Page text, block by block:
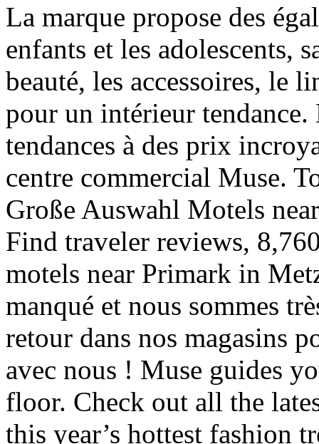
La marque propose des
enfants et les adolescents,
beauté, les accessoires, le
pour un intérieur tendance.
tendances à des prix
centre commercial Muse.
Große Auswahl Motels
Find traveler reviews,
motels near Primark in
manqué et nous sommes
retour dans nos magasins
avec nous ! Muse guides
floor. Check out all the
this year’s hottest fashion